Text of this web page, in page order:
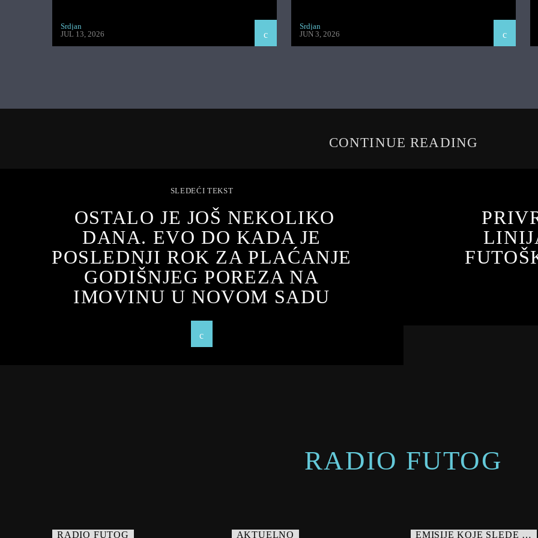
Srdjan
JUL 13, 2026
Srdjan
JUN 3, 2026
CONTINUE READING
SLEDEĆI TEKST
OSTALO JE JOŠ NEKOLIKO
DANA. EVO DO KADA JE
POSLEDNJI ROK ZA PLAĆANJE
GODIŠNJEG POREZA NA
IMOVINU U NOVOM SADU
RADIO FUTOG
RADIO FUTOG AKTUELNO EMISIJE KOJE SLEDE …